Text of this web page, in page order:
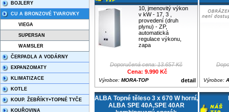
BOJLERY
CU A BRONZOVÉ TVAROVKY
VIEGA
SUPERSAN
WAMSLER
ČERPADLA A VODÁRNY
EXPANZOMATY
KLIMATIZACE
KOTLE
KOUP. ŽEBŘÍKY+TOPNÉ TYČE
KOUŘOVINA
10, jmenovitý výkon
v kW - 17, 3 ,
provedení (druh
plynu) - ZP,
automatická
regulace výkonu,
zapa
Doporučená cena: 13.657 Kč
Cena: 9.990 Kč
detail
Výrobce: MORA-TOP Výrobce:
ALBA Topné těleso 3 x 670 W horní,
ALBA SPE 40A,SPE 40AR